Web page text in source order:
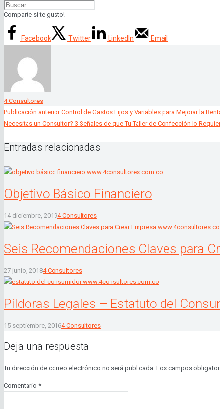
Comparte si te gusto!
Facebook Twitter LinkedIn Email
4 Consultores
Publicación anterior Control de Gastos Fijos y Variables para Mejorar la
Necesitas un Consultor? 3 Señales de que Tu Taller de Confección lo
Entradas relacionadas
Objetivo Básico Financiero
14 diciembre, 20194 Consultores
Seis Recomendaciones Claves para
27 junio, 20184 Consultores
Píldoras Legales – Estatuto del
15 septiembre, 20164 Consultores
Deja una respuesta
Tu dirección de correo electrónico no será publicada. Los campos
Comentario *